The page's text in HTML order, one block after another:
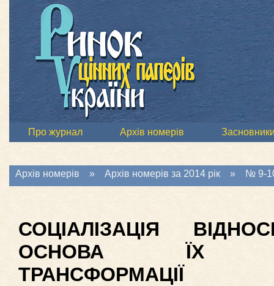
Про журнал Архів номерів
Архів номерів » Архів номерів за 2014 рік » № 9-
СОЦІАЛІЗАЦІЯ
ОСНОВА ЇХ
ТРАНСФОРМАЦІЇ